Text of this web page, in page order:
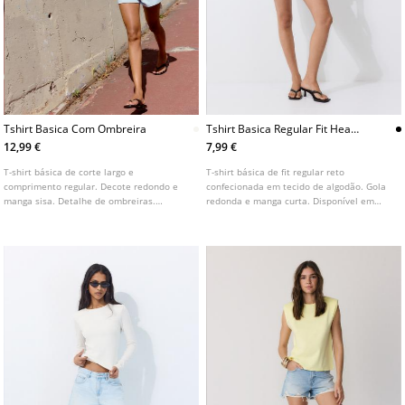
Tshirt Basica Com Ombreira
12,99 €
T-shirt básica de corte largo e
comprimento regular. Decote redondo e
manga sisa. Detalhe de ombreiras.
Tshirt Basica Regular Fit Heavy
Weight
7,99 €
T-shirt básica de fit regular reto
confecionada em tecido de algodão. Gola
redonda e manga curta. Disponível em